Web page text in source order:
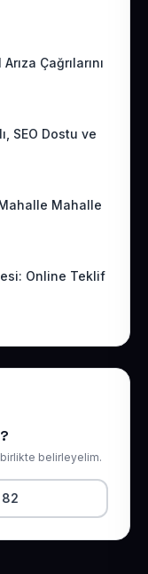
Çağrılarını
SEO Dostu ve
Mahalle
Online Teklif
belirleyelim.